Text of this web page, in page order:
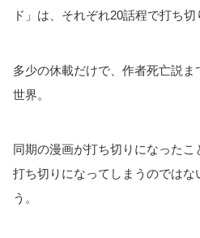
ド」は、それぞれ20話程で打ち切
多少の休載だけで、作者死亡説
世界。
同期の漫画が打ち切りになった
打ち切りになってしまうのではな
う。